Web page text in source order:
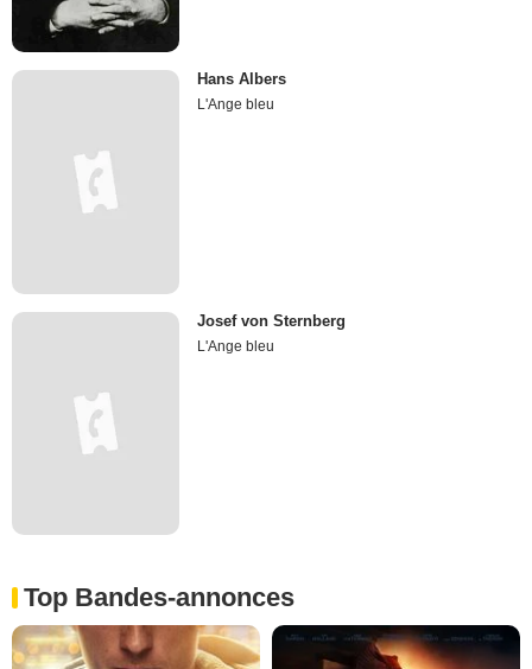
Hans Albers
L'Ange bleu
Josef von Sternberg
L'Ange bleu
Top Bandes-annonces